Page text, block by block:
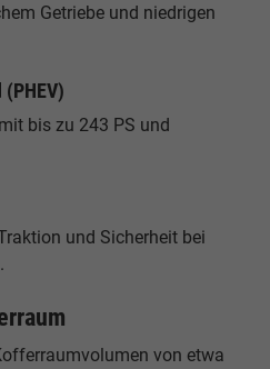
Getriebe und niedrigen
bis zu 243 PS und
und Sicherheit bei
von etwa